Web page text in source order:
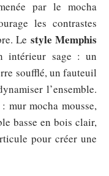
par le mocha
les contrastes
Le style Memphis
intérieur sage : un
soufflé, un fauteuil
l’ensemble.
mur mocha mousse,
basse en bois clair,
pour créer une